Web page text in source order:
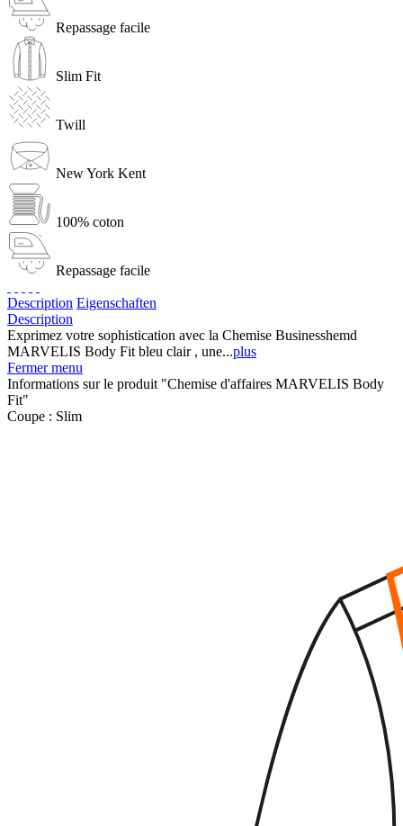
Repassage facile
Slim Fit
Twill
New York Kent
100% coton
Repassage facile
Description Eigenschaften
Description
Exprimez votre sophistication avec la Chemise Businesshemd
MARVELIS Body Fit bleu clair , une...plus
Fermer menu
Informations sur le produit "Chemise d'affaires MARVELIS Body
Fit"
Coupe : Slim